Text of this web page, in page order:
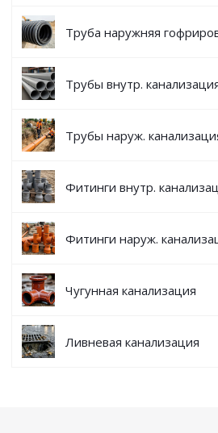
Труба наружняя
Трубы внутр.
Трубы наруж.
Фитинги внутр.
Фитинги наруж.
Чугунная канализация
Ливневая канализация